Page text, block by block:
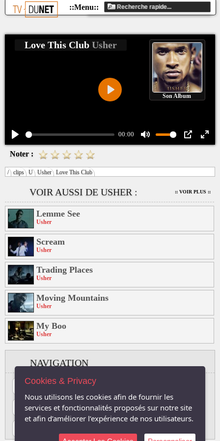
Play
00:00
Mute PIP
Play
Love This Club Usher
Son Album
/ clips U Usher Love This Club
VOIR AUSSI DE USHER : :: VOIR PLUS ::
Lemme See
Usher
Scream
Usher
Trading Places
Usher
Moving Mountains
Usher
My Boo
Usher
NAVIGATION
A B C D
L M N O P Q R S T U
Noter :
Cookies & Privacy
Nous utilisons les cookies afin de fournir les
services et fonctionnalités proposés sur notre site
et afin d’améliorer l’expérience de nos utilisateurs.